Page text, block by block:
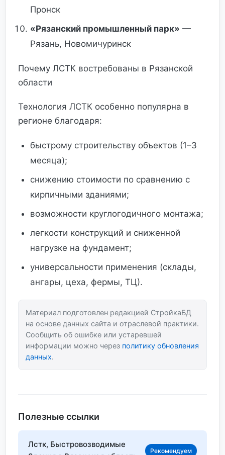
Пронск
«Рязанский промышленный парк» —
Рязань, Новомичуринск
Почему ЛСТК востребованы в Рязанской
области
Технология ЛСТК особенно популярна в
регионе благодаря:
быстрому строительству объектов (1–3
месяца);
снижению стоимости по сравнению с
кирпичными зданиями;
возможности круглогодичного монтажа;
легкости конструкций и сниженной
нагрузке на фундамент;
универсальности применения (склады,
ангары, цеха, фермы, ТЦ).
Материал подготовлен редакцией СтройкаБД
на основе данных сайта и отраслевой практики.
Сообщить об ошибке или устаревшей
информации можно через политику обновления
данных.
Полезные ссылки
Лстк, Быстровозводимые
Рекомендуем